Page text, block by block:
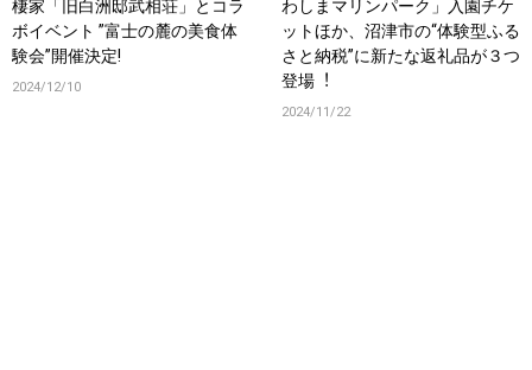
棲家「旧白洲邸武相荘」とコラ
ボイベント ”富士の麓の美食体
験会”開催決定!
2024/12/10
わしまマリンパーク」⼊園チケ
ットほか、沼津市の“体験型ふる
さと納税”に新たな返礼品が３つ
登場︕
2024/11/22